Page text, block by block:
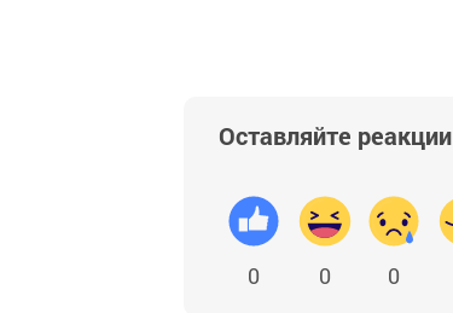
Оставляйте реакции
0 0 0